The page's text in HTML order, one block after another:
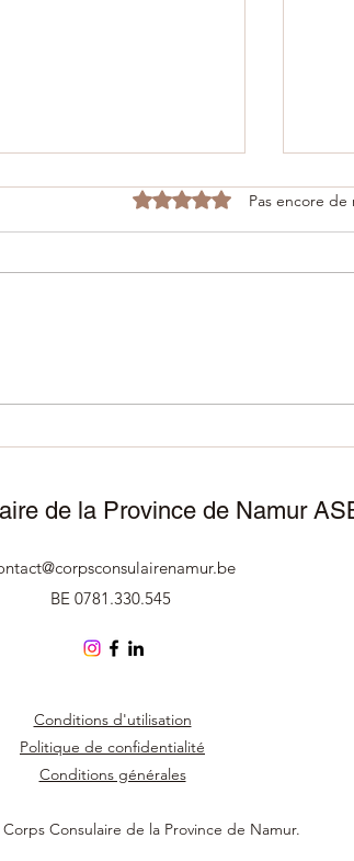
Noté 0 étoile sur 5.Pas encore de
de la Province de Namur
BE 0781.330.545
Conditions d'utilisation
Politique de confidentialité
Conditions générales
Consulaire de la Province de Namur.